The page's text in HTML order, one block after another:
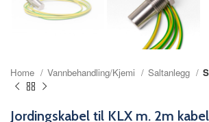
Home Vannbehandling/Kjemi Saltanlegg
Jordingskabel til KLX m. 2m